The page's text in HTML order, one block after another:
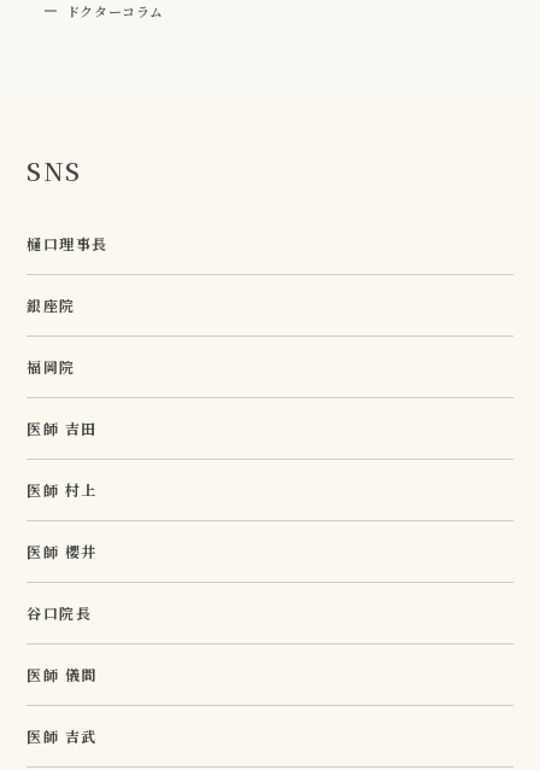
ドクターコラム
SNS
樋口理事長
銀座院
福岡院
医師 吉田
医師 村上
医師 櫻井
谷口院長
医師 儀間
医師 吉武